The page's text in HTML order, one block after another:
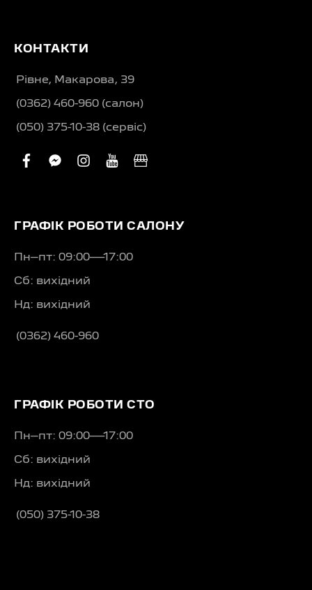
КОНТАКТИ
Рівне, Макарова, 39
(0362) 460-960 (салон)
(050) 375-10-38 (сервіс)
facebook
facebook-
instagram
youtube
business
ГРАФІК РОБОТИ САЛОНУ
Пн–пт: 09:00—17:00
Сб: вихідний
Нд: вихідний
(0362) 460-960
ГРАФІК РОБОТИ СТО
Пн–пт: 09:00—17:00
Сб: вихідний
Нд: вихідний
(050) 375-10-38